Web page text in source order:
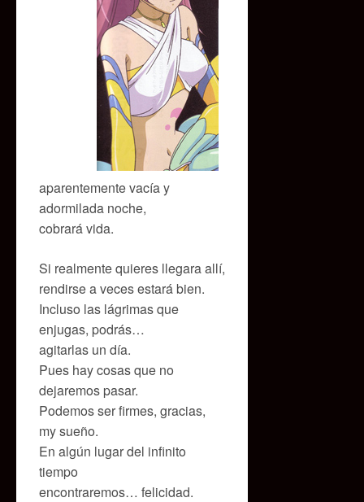
aparentemente vacía y
adormilada noche,
cobrará vida.
Si realmente quieres llegara allí,
rendirse a veces estará bien.
Incluso las lágrimas que
enjugas, podrás…
agitarlas un día.
Pues hay cosas que no
dejaremos pasar.
Podemos ser firmes, gracias,
my sueño.
En algún lugar del infinito
tiempo
encontraremos… felicidad.